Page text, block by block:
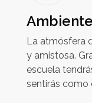
La atmósfera
y amistosa.
escuela
sentirás como